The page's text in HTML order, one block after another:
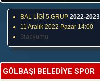
BAL LİGİ 5.GRUP 2022-2023
11 Aralık 2022 Pazar 14:00
Stadyumu
GÖLBAŞI BELEDİYE SPOR